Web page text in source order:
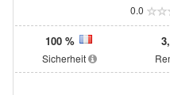
0.0
100 %
Sicherheit